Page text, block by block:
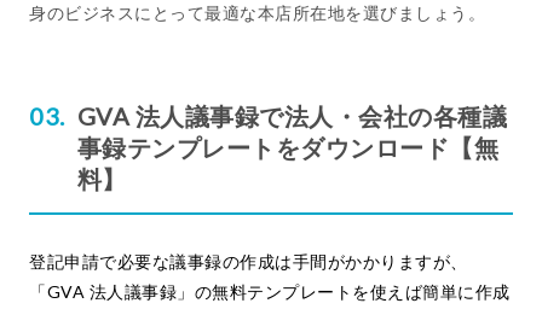
身のビジネスにとって最適な本店所在地を選びましょう。
GVA 法人議事録で法人・会社の各種議
事録テンプレートをダウンロード【無
料】
登記申請で必要な議事録の作成は手間がかかりますが、
「GVA 法人議事録」の無料テンプレートを使えば簡単に作成